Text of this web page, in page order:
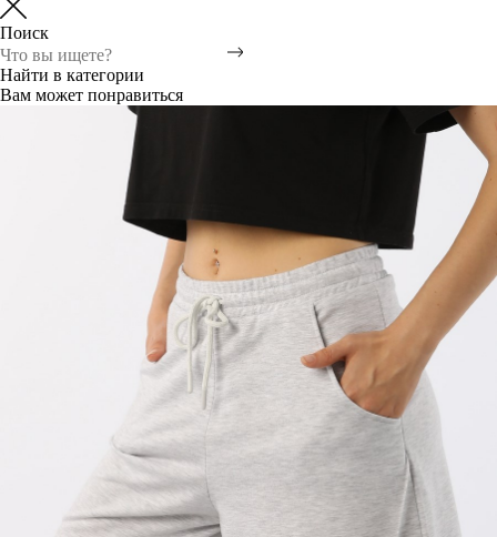
Поиск
Найти в категории
Вам может понравиться